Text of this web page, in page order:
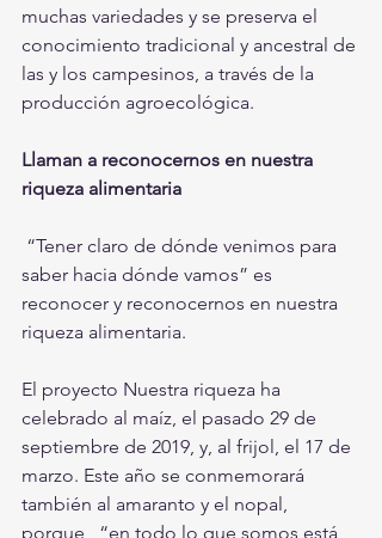
muchas variedades y se preserva el
conocimiento tradicional y ancestral de
las y los campesinos, a través de la
producción agroecológica.
Llaman a reconocernos en nuestra
riqueza alimentaria
saber hacia dónde vamos” es
reconocer y reconocernos en nuestra
riqueza alimentaria.
El proyecto Nuestra riqueza ha
celebrado al maíz, el pasado 29 de
septiembre de 2019, y, al frijol, el 17 de
marzo. Este año se conmemorará
también al amaranto y el nopal,
porque,  “en todo lo que somos está